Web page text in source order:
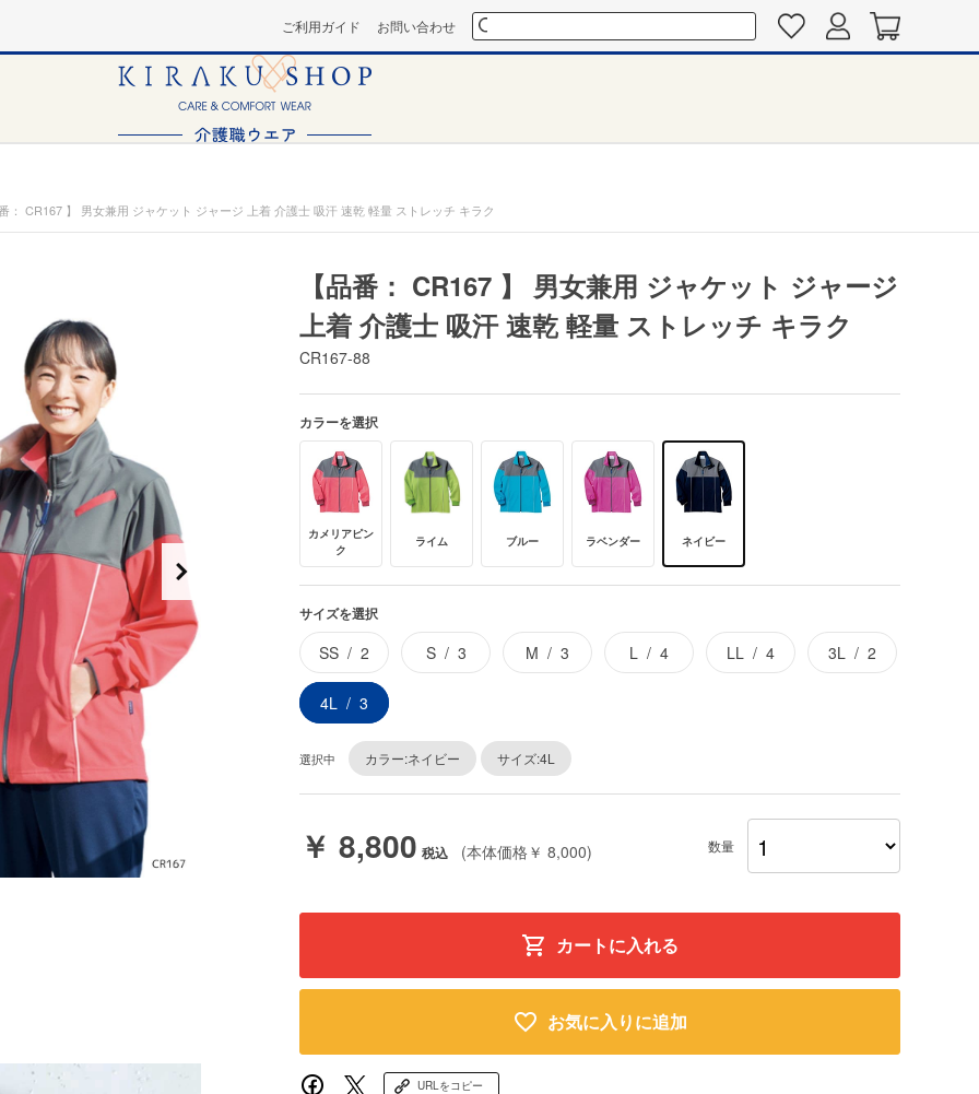
ご利用ガイド お問い合わせ
： CR167 】 男女兼用 ジャケット ジャージ 上着 介護士 吸汗 速乾 軽量 ストレッチ キラク
【品番： CR167 】 男女兼用 ジャケット ジャージ
上着 介護士 吸汗 速乾 軽量 ストレッチ キラク
CR167-88
カラーを選択
カメリアピン
ク
ライム ブルー ラベンダー ネイビー
サイズを選択
SS 2 S 3 M 3 L 4 LL 4 3L 2
4L 3
選択中 カラー:ネイビー サイズ:4L
￥ 8,800 (本体価格￥ 8,000) 数量
カートに入れる
お気に入りに追加
URLをコピー